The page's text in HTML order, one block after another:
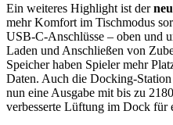
Ein weiteres Highlight ist der
mehr Komfort im Tischmodus
USB-C-Anschlüsse – oben und
Laden und Anschließen von
Speicher haben Spieler mehr
Daten. Auch die Docking-
nun eine Ausgabe mit bis zu
verbesserte Lüftung im Dock für